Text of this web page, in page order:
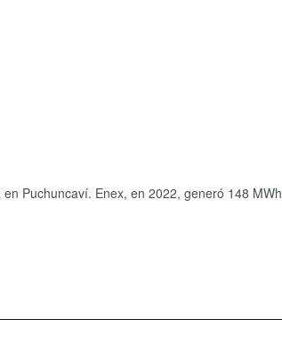
Puchuncaví. Enex, en 2022, generó 148 MWh